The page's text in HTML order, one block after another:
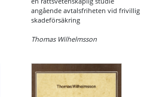
angående avtalsfriheten vid frivillig
skadeförsäkring
Thomas Wilhelmsson